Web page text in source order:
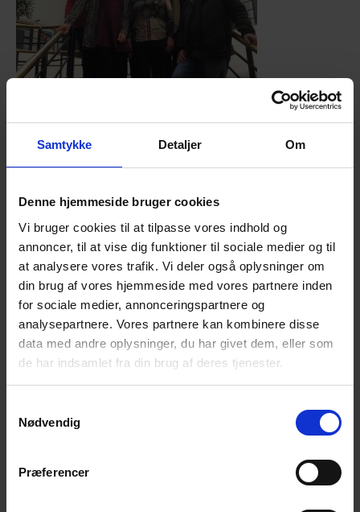
Samtykke Detaljer Om
Denne hjemmeside bruger cookies
Vi bruger cookies til at tilpasse vores indhold og
annoncer, til at vise dig funktioner til sociale medier og til
at analysere vores trafik. Vi deler også oplysninger om
din brug af vores hjemmeside med vores partnere inden
for sociale medier, annonceringspartnere og
analysepartnere. Vores partnere kan kombinere disse
data med andre oplysninger, du har givet dem, eller som
de har indsamlet fra din brug af deres tjenester.
Nødvendig
Præferencer
Landsbestyrelsen mødes for at planlægge årsmøde
og generalforsamling samt forårets aktiviteter.
Har du punkter du ønsker behandlet, bedes de
meddelt til
info@efterladte.dk inden 8. december.
Venlig hilsen
Tilføj til kalender